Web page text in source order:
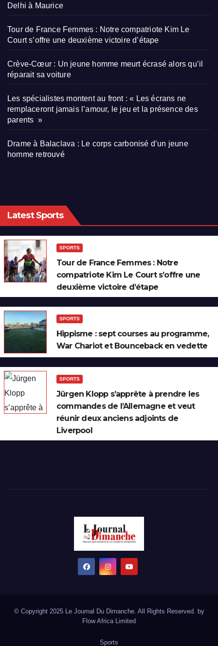
Delhi à Maurice
Tour de France Femmes : Notre compatriote Kim Le
Court s’offre une deuxième victoire d’étape
Crève-Cœur : Un jeune homme meurt écrasé alors qu’il
réparait sa voiture
Les spécialistes montent au front : « Les écrans ne
remplaceront jamais l’amour, le jeu et la présence des
parents »
Drame à Balaclava : Le corps carbonisé d’un jeune
homme retrouvé
Latest Sports
SPORTS
Tour de France Femmes : Notre
compatriote Kim Le Court s’offre une
deuxième victoire d’étape
SPORTS
Hippisme : sept courses au programme,
War Chariot et Bounceback en vedette
SPORTS
Jürgen Klopp s’apprête à prendre les
commandes de l’Allemagne et veut
réunir deux anciens adjoints de
Liverpool
© Copyright 2025 Le Journal Du Dimanche. All Rights Reserved. by
Flow Africa Limited
Sports